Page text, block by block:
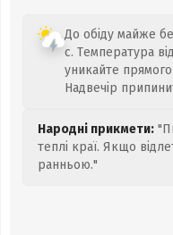
До обіду майже
с. Температура
уникайте
Надвечір
Народні прикмети:
теплі краї. Якщо
ранньою."